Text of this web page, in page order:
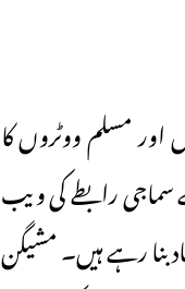
مسلم ووٹروں کا
رابطے کی ویب
بنا رہے ہیں۔ مشیگن